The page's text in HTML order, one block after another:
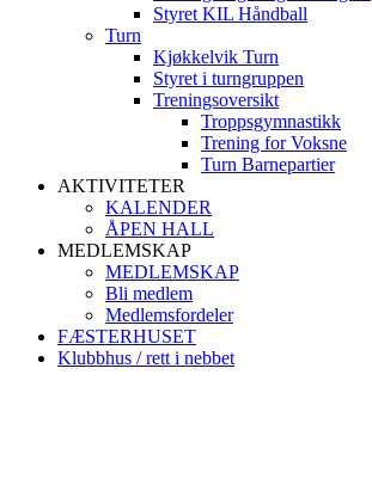
Styret KIL Håndball
Turn
Kjøkkelvik Turn
Styret i turngruppen
Treningsoversikt
Troppsgymnastikk
Trening for Voksne
Turn Barnepartier
AKTIVITETER
KALENDER
ÅPEN HALL
MEDLEMSKAP
MEDLEMSKAP
Bli medlem
Medlemsfordeler
FÆSTERHUSET
Klubbhus / rett i nebbet